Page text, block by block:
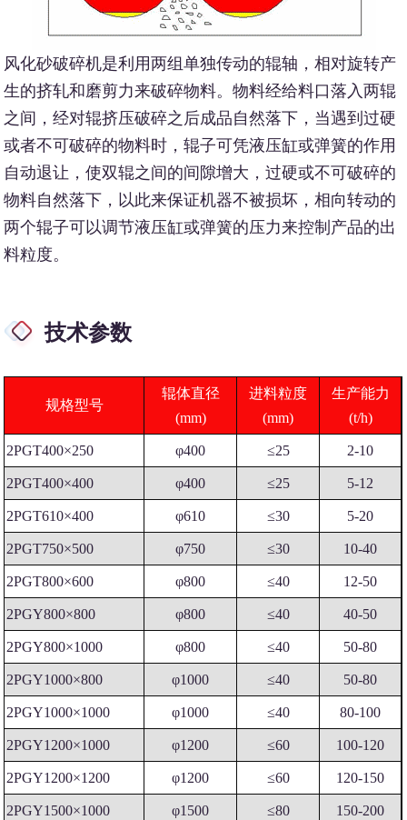
风化砂破碎机是利用两组单独传动的辊轴，相对旋转产
生的挤轧和磨剪力来破碎物料。物料经给料口落入两辊
之间，经对辊挤压破碎之后成品自然落下，当遇到过硬
或者不可破碎的物料时，辊子可凭液压缸或弹簧的作用
自动退让，使双辊之间的间隙增大，过硬或不可破碎的
物料自然落下，以此来保证机器不被损坏，相向转动的
两个辊子可以调节液压缸或弹簧的压力来控制产品的出
料粒度。
技术参数
规格型号
辊体直径
(mm)
进料粒度
(mm)
生产能力
(t/h)
2PGT400×250 φ400 ≤25 2-10
2PGT400×400 φ400 ≤25 5-12
2PGT610×400 φ610 ≤30 5-20
2PGT750×500 φ750 ≤30 10-40
2PGT800×600 φ800 ≤40 12-50
2PGY800×800 φ800 ≤40 40-50
2PGY800×1000 φ800 ≤40 50-80
2PGY1000×800 φ1000 ≤40 50-80
2PGY1000×1000 φ1000 ≤40 80-100
2PGY1200×1000 φ1200 ≤60 100-120
2PGY1200×1200 φ1200 ≤60 120-150
2PGY1500×1000 φ1500 ≤80 150-200